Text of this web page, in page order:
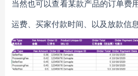
当然也可以查看某款产品的订单费
运费、买家付款时间、以及放款信息